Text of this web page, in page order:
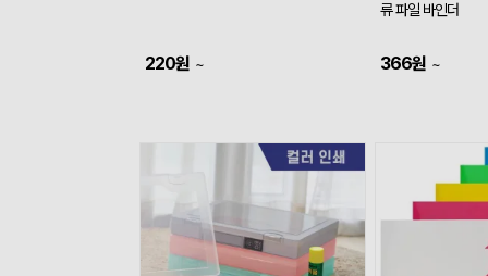
220원 ~
류 파일 바인더
366원 ~